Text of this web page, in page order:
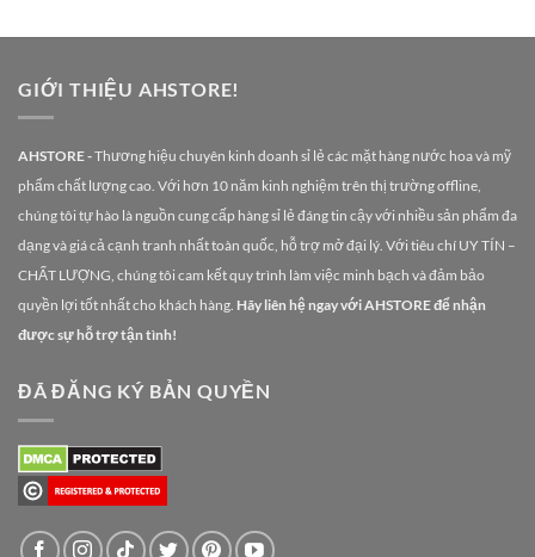
GIỚI THIỆU AHSTORE!
AHSTORE -Thương hiệu chuyên kinh doanh sỉ lẻ các mặt hàng nước hoa và mỹ
phẩm chất lượng cao. Với hơn 10 năm kinh nghiệm trên thị trường offline,
chúng tôi tự hào là nguồn cung cấp hàng sỉ lẻ đáng tin cậy với nhiều sản phẩm đa
dạng và giá cả cạnh tranh nhất toàn quốc, hỗ trợ mở đại lý. Với tiêu chí UY TÍN –
CHẤT LƯỢNG, chúng tôi cam kết quy trình làm việc minh bạch và đảm bảo
quyền lợi tốt nhất cho khách hàng. Hãy liên hệ ngay với AHSTORE để nhận
được sự hỗ trợ tận tình!
ĐÃ ĐĂNG KÝ BẢN QUYỀN